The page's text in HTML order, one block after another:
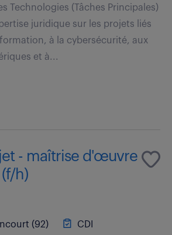
Technologies (Tâches Principales)
juridique sur les projets liés
à la cybersécurité, aux
et à...
- maîtrise d'œuvre
h)
(92)
CDI